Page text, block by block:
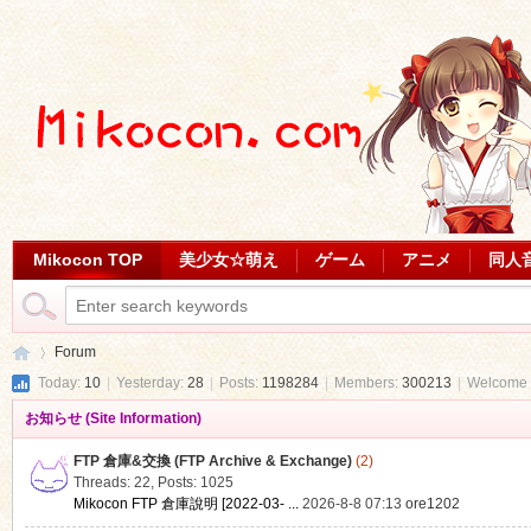
Mikocon TOP 美少女☆萌え ゲーム アニメ 同人
Forum
Today: 10 Yesterday: 28 Posts: 1198284 Members: 300213
お知らせ (Site Information)
FTP 倉庫&交換 (FTP Archive & Exchange)(2)
Threads: 22, Posts: 1025
Mikocon FTP 倉庫說明 [2022-03- ... 2026-8-8 07:13 ore1202